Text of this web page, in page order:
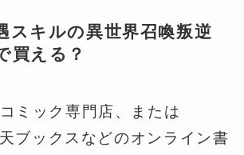
スキルの異世界召喚叛逆
買える？
ミック専門店、または
ブックスなどのオンライン書